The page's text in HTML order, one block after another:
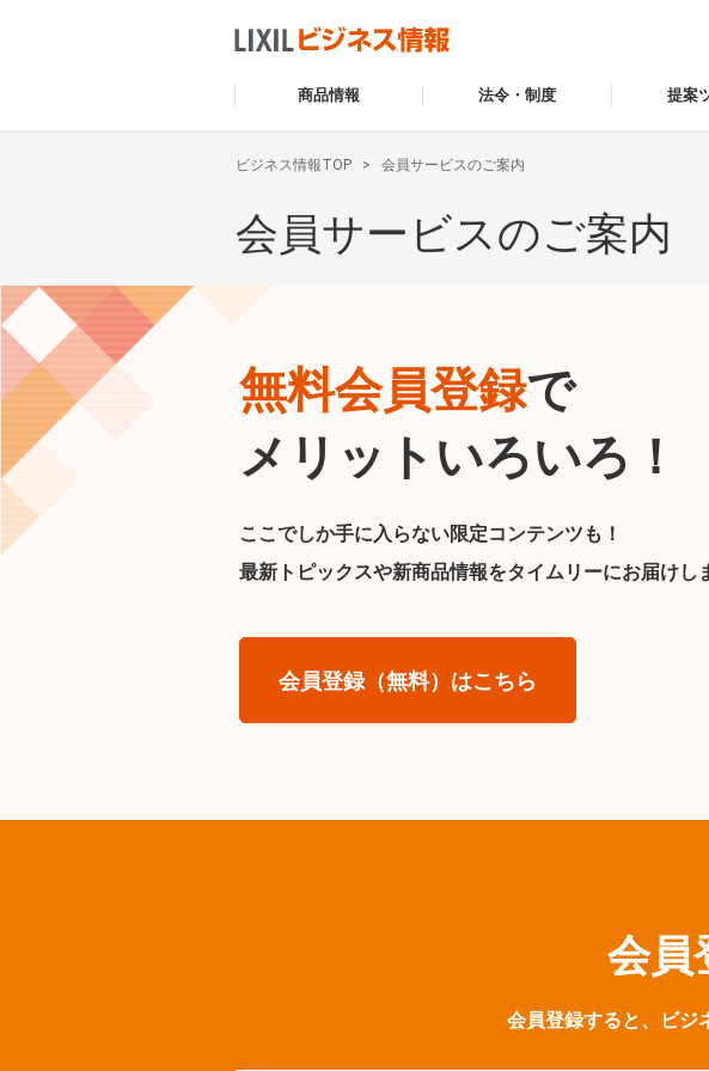
商品情報 法令・制度 提案
ビジネス情報TOP 会員サービスのご案内
会員サービスのご案内
無料会員登録で
メリットいろいろ！
ここでしか手に入らない限定コンテンツも！
最新トピックスや新商品情報をタイムリーにお届けし
会員登録（無料）はこちら
会員
会員登録すると、ビジ